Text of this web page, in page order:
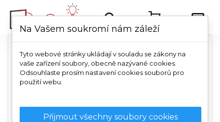
Na Vašem soukromí nám záleží
Tyto webové stránky ukládají v souladu se zákony na
vaše zařízení soubory, obecně nazývané cookies.
Odsouhlaste prosím nastavení cookies souborů pro
použití webu.
Přijmout všechny soubory cookies